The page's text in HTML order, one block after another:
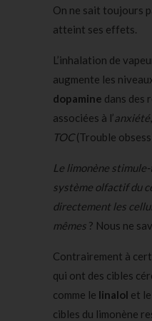
On ne sait toujours
atteint ses effets.
L’inhalation de
augmente les
dopamine dans des
associées à l’anxiété
TOC(Trouble
Le limonène
système olfactif du
directement les
mêmes ? Nous ne
Contrairement à
qui ont des cibles
comme le linalol et le
cibles du limonène